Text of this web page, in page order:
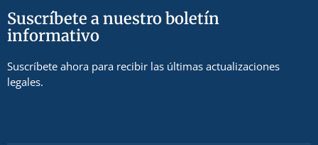
Suscríbete a nuestro boletín
informativo
Suscríbete ahora para recibir las últimas actualizaciones
legales.